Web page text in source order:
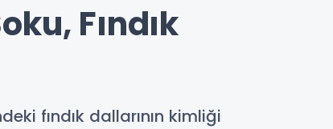
Fındık
fındık dallarının kimliği